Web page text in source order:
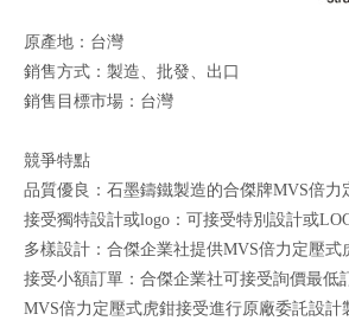
原產地：台灣
銷售方式：製造、批發、出口
銷售目標市場：台灣
競爭特點
品質優良：石墨鑄鐵製造的合傑牌MVS倍力
接受獨特設計或logo：可接受特別設計或
多樣設計：合傑企業社提供MVS倍力定壓式
接受小額訂單：合傑企業社可接受詢價最低
MVS倍力定壓式虎鉗接受進行原廠委託設計